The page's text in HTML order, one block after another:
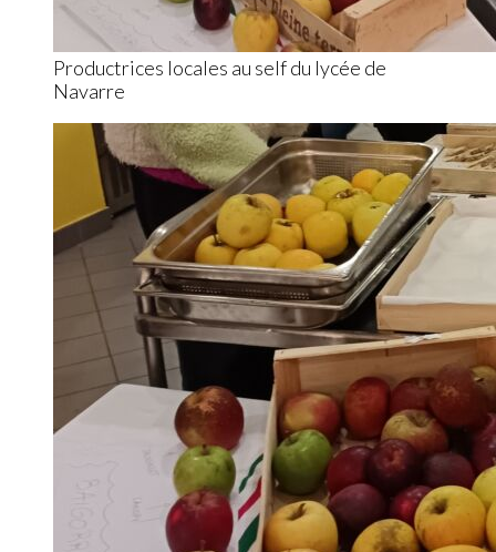
Productrices locales au self du lycée de
Navarre